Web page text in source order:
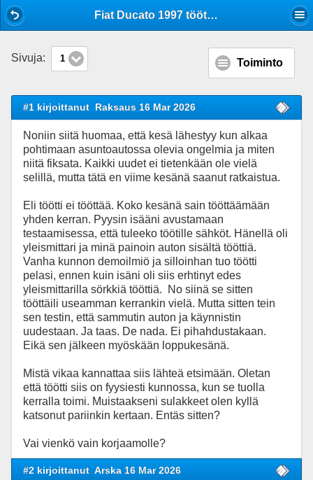
Fiat Ducato 1997 töötti ei tööttää
Sivuja: 1 Toiminto
#1 kirjoittanut Raksaus 16 Mar 2026
Noniin siitä huomaa, että kesä lähestyy kun alkaa
pohtimaan asuntoautossa olevia ongelmia ja miten
niitä fiksata. Kaikki uudet ei tietenkään ole vielä
selillä, mutta tätä en viime kesänä saanut ratkaistua.
Eli töötti ei tööttää. Koko kesänä sain tööttäämään
yhden kerran. Pyysin isääni avustamaan
testaamisessa, että tuleeko töötille sähköt. Hänellä oli
yleismittari ja minä painoin auton sisältä tööttiä.
Vanha kunnon demoilmiö ja silloinhan tuo töötti
pelasi, ennen kuin isäni oli siis erhtinyt edes
yleismittarilla sörkkiä tööttiä. No siinä se sitten
tööttäili useamman kerrankin vielä. Mutta sitten tein
sen testin, että sammutin auton ja käynnistin
uudestaan. Ja taas. De nada. Ei pihahdustakaan.
Eikä sen jälkeen myöskään loppukesänä.
Mistä vikaa kannattaa siis lähteä etsimään. Oletan
että töötti siis on fyysiesti kunnossa, kun se tuolla
kerralla toimi. Muistaakseni sulakkeet olen kyllä
katsonut pariinkin kertaan. Entäs sitten?
Vai vienkö vain korjaamolle?
#2 kirjoittanut Arska 16 Mar 2026